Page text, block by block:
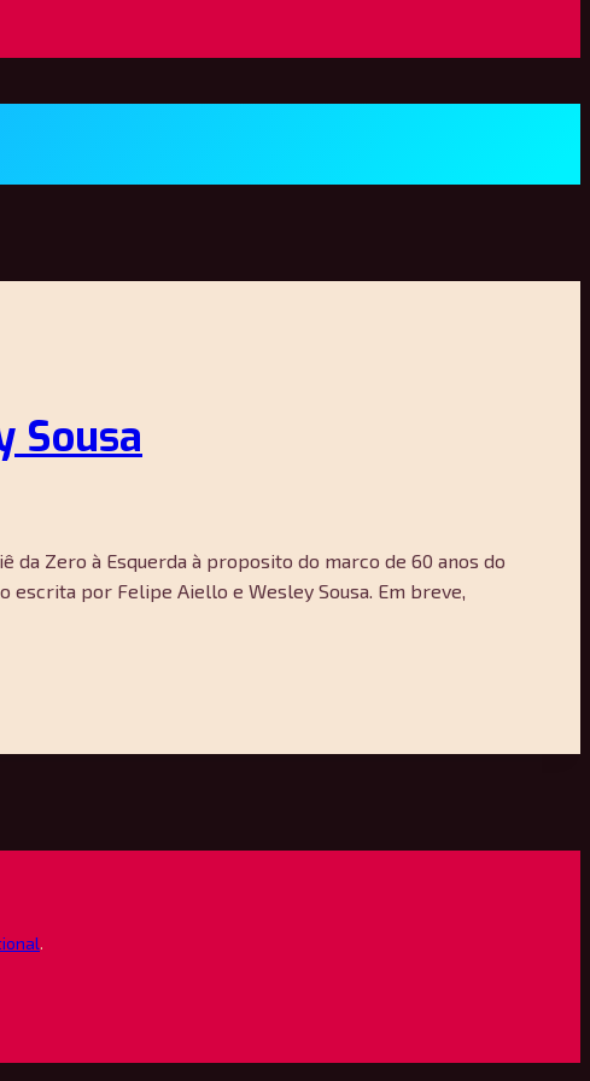
Sousa
Zero à Esquerda à proposito do marco de 60 anos do
escrita por Felipe Aiello e Wesley Sousa. Em breve,
.